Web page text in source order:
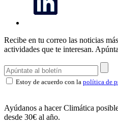
Recibe en tu correo las noticias
actividades que te interesan.
Estoy de acuerdo con la política de
Ayúdanos a hacer Climática
desde 30€ al año.